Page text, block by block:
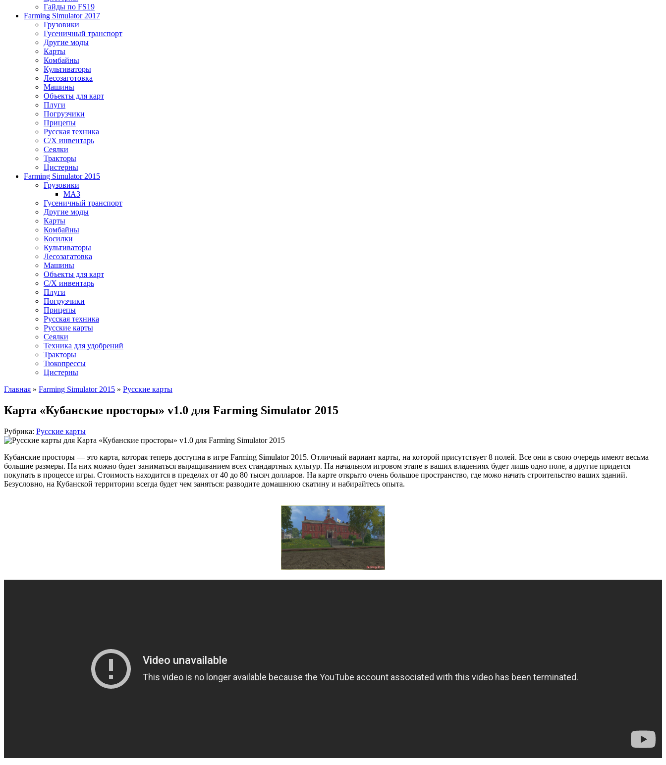
Гайды по FS19
Farming Simulator 2017
Грузовики
Гусеничный транспорт
Другие моды
Карты
Комбайны
Культиваторы
Лесозаготовка
Машины
Объекты для карт
Плуги
Погрузчики
Прицепы
Русская техника
С/Х инвентарь
Сеялки
Тракторы
Цистерны
Farming Simulator 2015
Грузовики
МАЗ
Гусеничный транспорт
Другие моды
Карты
Комбайны
Косилки
Культиваторы
Лесозагатовка
Машины
Объекты для карт
С/Х инвентарь
Плуги
Погрузчики
Прицепы
Русская техника
Русские карты
Сеялки
Техника для удобрений
Тракторы
Тюкопрессы
Цистерны
Главная » Farming Simulator 2015 » Русские карты
Карта «Кубанские просторы» v1.0 для Farming Simulator 2015
Рубрика: Русские карты
Кубанские просторы — это карта, которая теперь доступна в игре Farming Simulator 2015. Отличный вариант карты, на которой присутствует 8 полей. Все они в свою очередь имеют весьма
большие размеры. На них можно будет заниматься выращиванием всех стандартных культур. На начальном игровом этапе в ваших владениях будет лишь одно поле, а другие придется
покупать в процессе игры. Стоимость находится в пределах от 40 до 80 тысяч долларов. На карте открыто очень большое пространство, где можо начать строительство ваших зданий.
Безусловно, на Кубанской территории всегда будет чем заняться: разводите домашнюю скатину и набирайтесь опыта.